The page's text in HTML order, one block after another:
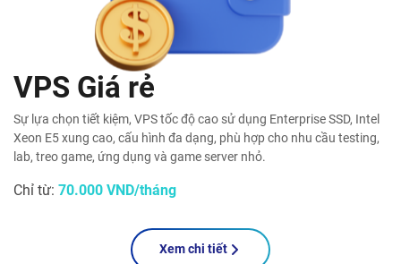
VPS Giá rẻ
Sự lựa chọn tiết kiệm, VPS tốc độ cao sử dụng Enterprise SSD, Intel
Xeon E5 xung cao, cấu hình đa dạng, phù hợp cho nhu cầu testing,
lab, treo game, ứng dụng và game server nhỏ.
Chỉ từ: 70.000 VND/tháng
Xem chi tiết